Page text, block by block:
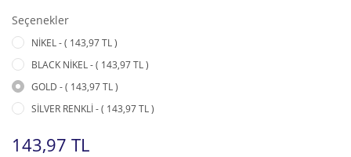
Seçenekler
NİKEL - ( 143,97 TL )
BLACK NİKEL - ( 143,97 TL )
GOLD - ( 143,97 TL )
SİLVER RENKLİ - ( 143,97 TL )
143,97 TL